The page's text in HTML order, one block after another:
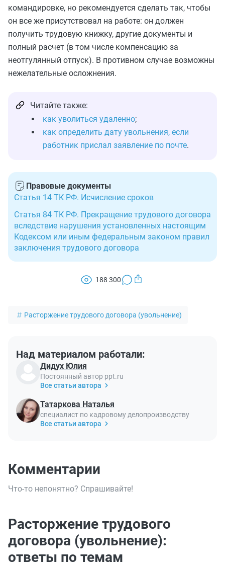
командировке, но рекомендуется сделать так, чтобы
он все же присутствовал на работе: он должен
получить трудовую книжку, другие документы и
полный расчет (в том числе компенсацию за
неотгулянный отпуск). В противном случае возможны
нежелательные осложнения.
Читайте также:
как уволиться удаленно;
как определить дату увольнения, если
работник прислал заявление по почте.
Правовые документы
Статья 14 ТК РФ. Исчисление сроков
Статья 84 ТК РФ. Прекращение трудового договора
вследствие нарушения установленных настоящим
Кодексом или иным федеральным законом правил
заключения трудового договора
188 300
Расторжение трудового договора (увольнение)
Над материалом работали:
Дидух Юлия
Постоянный автор ppt.ru
Все статьи автора
Татаркова Наталья
специалист по кадровому делопроизводству
Все статьи автора
Комментарии
Что-то непонятно? Спрашивайте!
Расторжение трудового
договора (увольнение):
ответы по темам